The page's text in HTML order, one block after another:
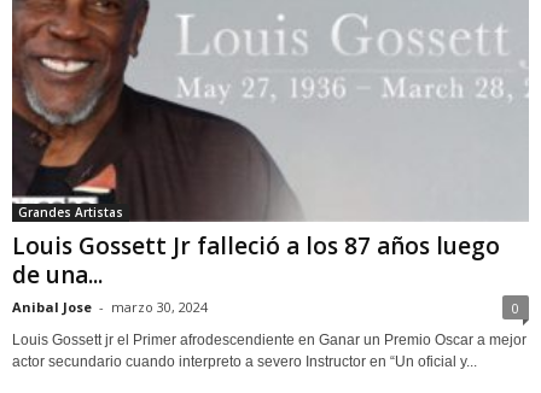
Grandes Artistas
Louis Gossett Jr falleció a los 87 años luego
de una...
Anibal Jose - marzo 30, 2024 0
Louis Gossett jr el Primer afrodescendiente en Ganar un Premio Oscar a mejor
actor secundario cuando interpreto a severo Instructor en “Un oficial y...